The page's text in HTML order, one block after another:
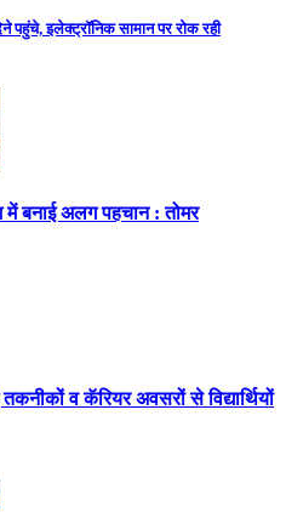
पहुंचे, इलेक्ट्रॉनिक सामान पर रोक रही
बनाई अलग पहचान : तोमर
तकनीकों व कॅरियर अवसरों से विद्यार्थियों